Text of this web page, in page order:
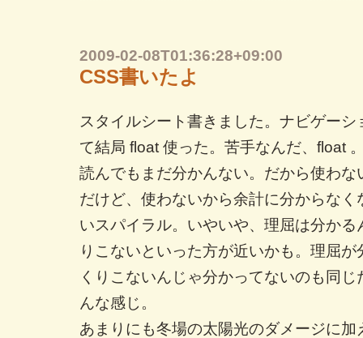
2009-02-08T01:36:28+09:00
CSS書いたよ
スタイルシート書きました。ナビゲー
て結局 float 使った。苦手なんだ、float
読んでもまだ分かんない。だから使わ
だけど、使わないから余計に分からな
いスパイラル。いやいや、理屈は分か
りこないといった方が近いかも。理屈
くりこないんじゃ分かってないのも同
んな感じ。
あまりにも冬場の太陽光のダメージに